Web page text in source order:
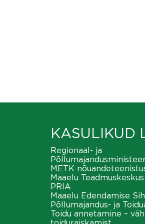
KASULIKUD
Regionaal- ja
METK
Maaelu Teadmuskeskus
PRIA
Maaelu Edendamise
Põllumajandus- ja
Toidu annetamine –